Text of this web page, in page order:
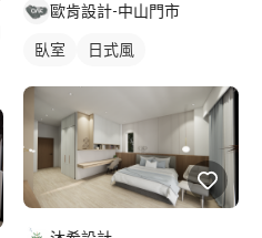
歐肯設計-中山門市
臥室 日式風